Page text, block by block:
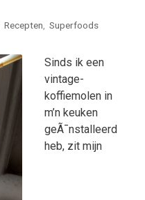
Recepten, Superfoods
Sinds ik een
vintage-
koffiemolen in
m’n keuken
geÃ¯nstalleerd
heb, zit mijn